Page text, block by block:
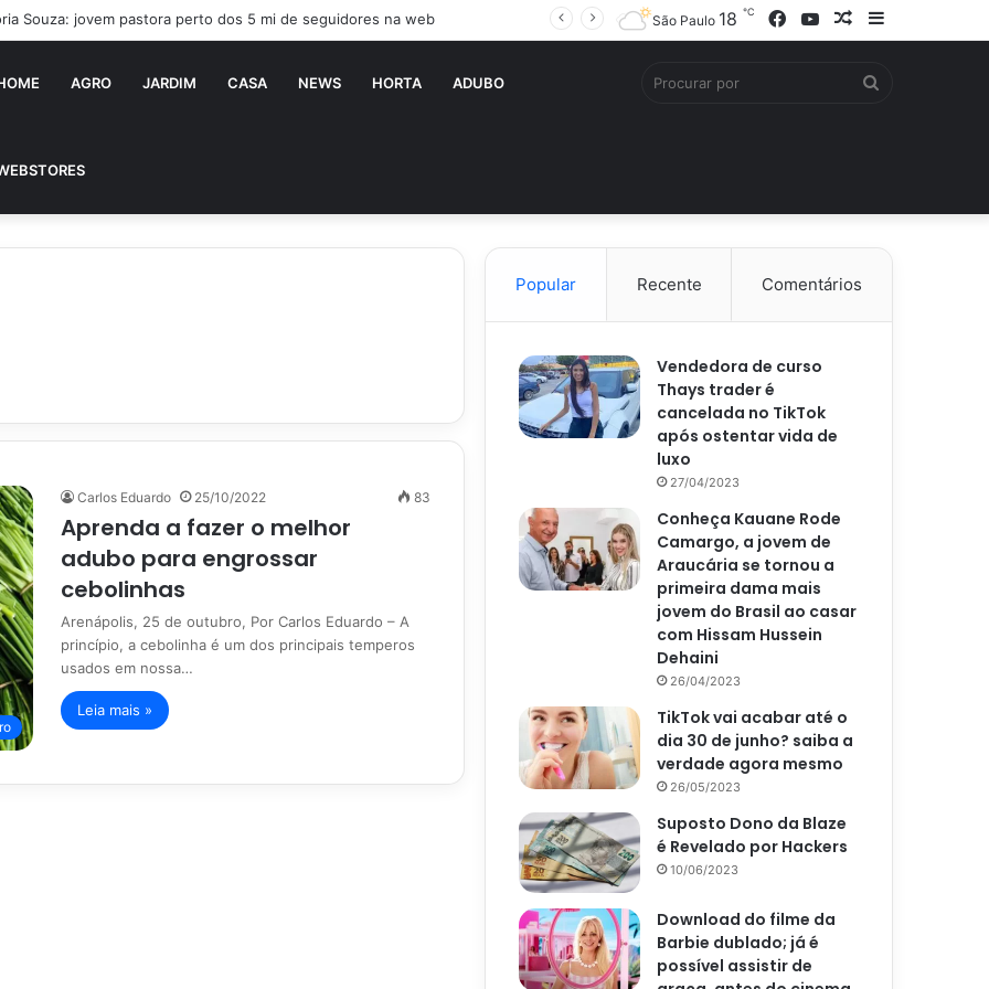
Souza: jovem pastora perto dos 5 mi de seguidores na web
Barra
Artigo
YouTube
Facebook
São Paulo 18 ℃
AGRO JARDIM CASA NEWS HORTA ADUBO
Carlos Eduardo 25/10/2022 83
Aprenda a fazer o melhor
adubo para engrossar
cebolinhas
Arenápolis, 25 de outubro, Por Carlos Eduardo – A
princípio, a cebolinha é um dos principais temperos
usados em nossa…
Leia mais »
Popular Recente Comentários
Vendedora de curso
Thays trader é
cancelada no TikTok
após ostentar vida de
luxo
27/04/2023
Conheça Kauane Rode
Camargo, a jovem de
Araucária se tornou a
primeira dama mais
jovem do Brasil ao casar
com Hissam Hussein
Dehaini
26/04/2023
TikTok vai acabar até o
dia 30 de junho? saiba a
verdade agora mesmo
26/05/2023
Suposto Dono da Blaze
é Revelado por Hackers
10/06/2023
Download do filme da
Barbie dublado; já é
possível assistir de